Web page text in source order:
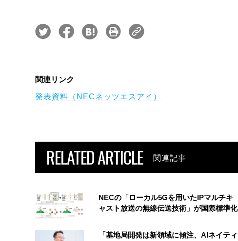
関連リンク
発表資料（NECネッツエスアイ）
RELATED ARTICLE 関連記事
NECの「ローカル5Gを用いたIPマルチキ
ャスト放送の無線伝送技術」が国際標準化
「基地局開発は新領域に傾注、AIネイティ